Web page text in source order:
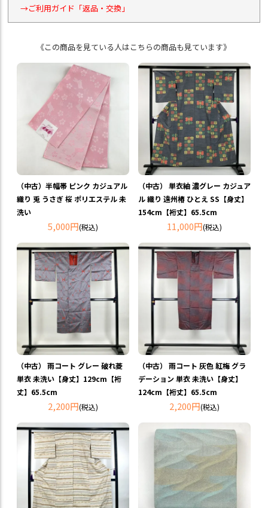
→ご利用ガイド「返品・交換」
《この商品を見ている人はこちらの商品も見ています》
（中古）半幅帯 ピンク カジュアル
織り 兎 うさぎ 桜 ポリエステル 未
洗い
5,000円(税込)
（中古） 単衣紬 濃グレー カジュア
ル 織り 遠州椿 ひとえ SS【身丈】
154cm【裄丈】65.5cm
11,000円(税込)
（中古） 雨コート グレー 破れ菱
単衣 未洗い【身丈】129cm【裄
丈】65.5cm
2,200円(税込)
（中古） 雨コート 灰色 紅梅 グラ
デーション 単衣 未洗い【身丈】
124cm【裄丈】65.5cm
2,200円(税込)